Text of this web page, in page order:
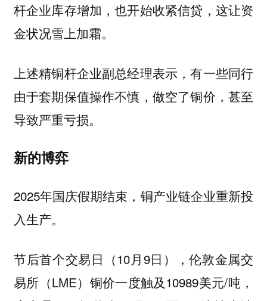
杆企业库存增加，也开始收紧信贷，这让资
金状况雪上加霜。
上述精铜杆企业副总经理表示，有一些同行
由于套期保值操作不慎，做空了铜价，甚至
导致严重亏损。
新的博弈
2025年国庆假期结束，铜产业链企业重新投
入生产。
节后首个交易日（10月9日），伦敦金属交
易所（LME）铜价一度触及10989美元/吨，